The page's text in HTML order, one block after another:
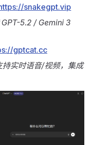
snakegpt.vip
5.2 / Gemini 3
gptcat.cc
实时语音/视频，集成